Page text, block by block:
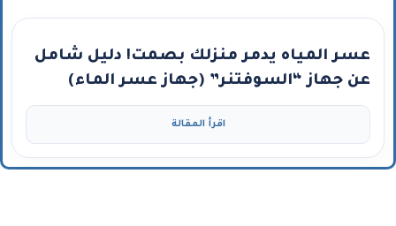
عسر المياه يدمر منزلك بصمت! دليل شامل
عن جهاز “السوفتنر” (جهاز عسر الماء)
ومتى تحتاجه؟
اقرأ المقالة